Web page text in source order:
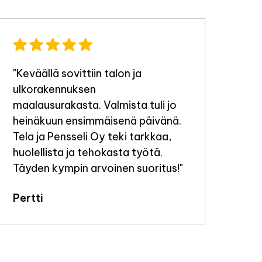
"Keväällä sovittiin talon ja
ulkorakennuksen
maalausurakasta. Valmista tuli jo
heinäkuun ensimmäisenä päivänä.
Tela ja Pensseli Oy teki tarkkaa,
huolellista ja tehokasta työtä.
Täyden kympin arvoinen suoritus!"
Pertti